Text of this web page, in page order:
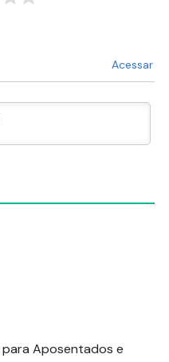
Acessar
para Aposentados e